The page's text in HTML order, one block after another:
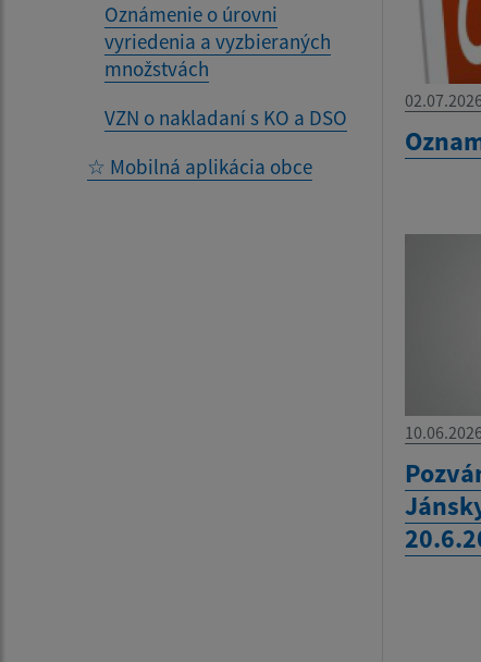
Oznámenie o úrovni
vyriedenia a vyzbieraných
množstvách
VZN o nakladaní s KO a DSO
☆ Mobilná aplikácia obce
02.07.2026
10.06.2026